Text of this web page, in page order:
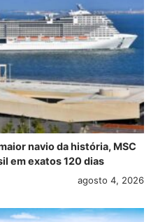
navio da história, MSC
em exatos 120 dias
agosto 4, 2026